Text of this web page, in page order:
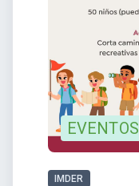
EVENTOS
IMDER